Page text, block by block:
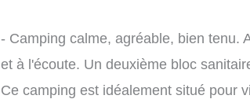
- Camping calme, agréable, bien tenu.
et à l'écoute. Un deuxième bloc
Ce camping est idéalement situé pour